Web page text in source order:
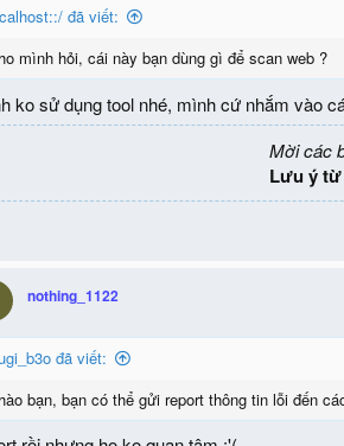
đã viết:
mình hỏi, cái này bạn dùng gì để scan web ?
ko sử dụng tool nhé, mình cứ nhắm vào
Mời các
Lưu ý từ
nothing_1122
đã viết:
bạn, bạn có thể gửi report thông tin lỗi đến